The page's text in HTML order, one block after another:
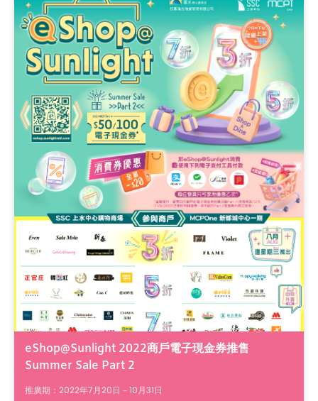
eShop@Sunlight 2022商戶電子現金券推售
Summer Sale Part 2
推廣期：2022年7月20日－10月31日